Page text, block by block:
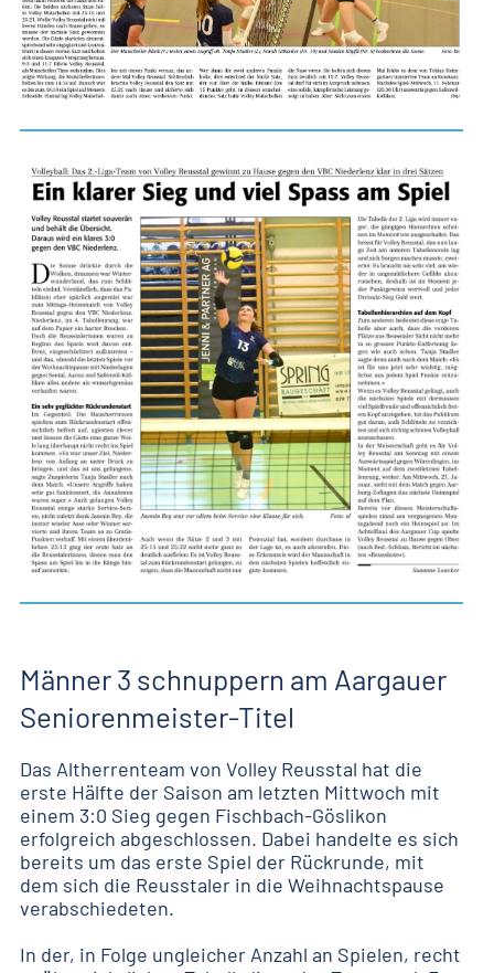
Männer 3 schnuppern am Aargauer
Seniorenmeister-Titel
Das Altherrenteam von Volley Reusstal hat die
erste Hälfte der Saison am letzten Mittwoch mit
einem 3:0 Sieg gegen Fischbach-Göslikon
erfolgreich abgeschlossen. Dabei handelte es sich
bereits um das erste Spiel der Rückrunde, mit
dem sich die Reusstaler in die Weihnachtspause
verabschiedeten.
In der, in Folge ungleicher Anzahl an Spielen, recht